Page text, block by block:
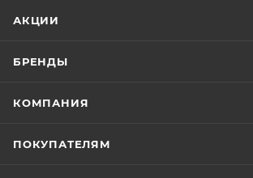
АКЦИИ
БРЕНДЫ
КОМПАНИЯ
ПОКУПАТЕЛЯМ